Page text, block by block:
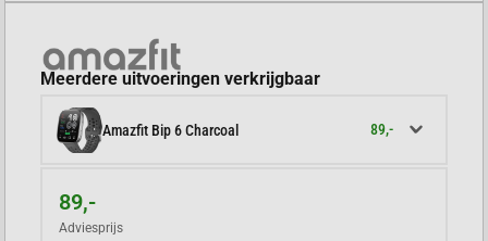
Meerdere uitvoeringen verkrijgbaar
Amazfit Bip 6 Charcoal 89,-
89,-
Adviesprijs